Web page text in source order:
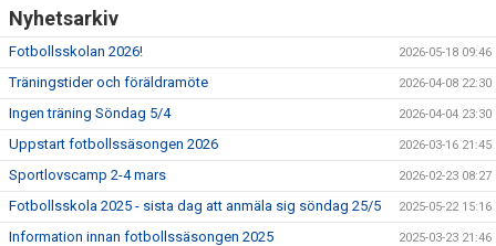
Nyhetsarkiv
Fotbollsskolan 2026! 2026-05-18 09:46
Träningstider och föräldramöte 2026-04-08 22:30
Ingen träning Söndag 5/4 2026-04-04 23:30
Uppstart fotbollssäsongen 2026 2026-03-16 21:45
Sportlovscamp 2-4 mars 2026-02-23 08:27
Fotbollsskola 2025 - sista dag att anmäla sig söndag 25/5 2025-05-22 15:16
Information innan fotbollssäsongen 2025 2025-03-23 21:46